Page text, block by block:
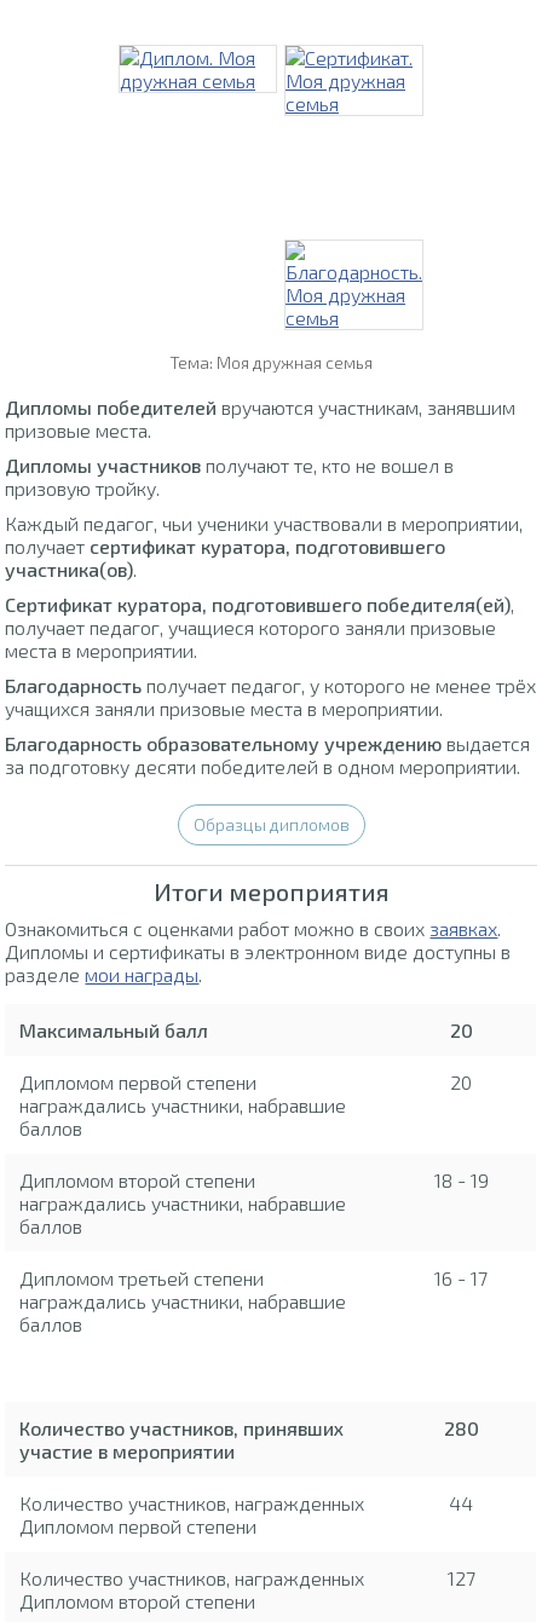
Тема: Моя дружная семья
Дипломы победителей вручаются участникам, занявшим
призовые места.
Дипломы участников получают те, кто не вошел в
призовую тройку.
Каждый педагог, чьи ученики участвовали в мероприятии,
получает сертификат куратора, подготовившего
участника(ов).
Сертификат куратора, подготовившего победителя(ей),
получает педагог, учащиеся которого заняли призовые
места в мероприятии.
Благодарность получает педагог, у которого не менее трёх
учащихся заняли призовые места в мероприятии.
Благодарность образовательному учреждению выдается
за подготовку десяти победителей в одном мероприятии.
Образцы дипломов
Итоги мероприятия
Ознакомиться с оценками работ можно в своих заявках.
Дипломы и сертификаты в электронном виде доступны в
разделемои награды.
Максимальный балл 20
Дипломом первой степени
награждались участники, набравшие
баллов
20
Дипломом второй степени
награждались участники, набравшие
баллов
18 - 19
Дипломом третьей степени
награждались участники, набравшие
баллов
16 - 17
Количество участников, принявших
участие в мероприятии
280
Количество участников, награжденных
Дипломом первой степени
44
Количество участников, награжденных
Дипломом второй степени
127